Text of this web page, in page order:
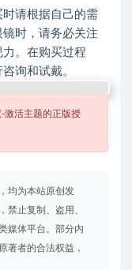
请根据自己的需
时，请务必关注
。在购买过程
询和试戴。
激活主题的正版授
均为本站原创发
禁止复制、盗用、
媒体平台。部分内
著者的合法权益，